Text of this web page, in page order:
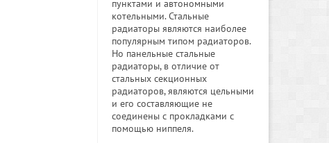
пунктами и автономными
котельными. Стальные
радиаторы являются наиболее
популярным типом радиаторов.
Но панельные стальные
радиаторы, в отличие от
стальных секционных
радиаторов, являются цельными
и его составляющие не
соединены с прокладками с
помощью ниппеля.